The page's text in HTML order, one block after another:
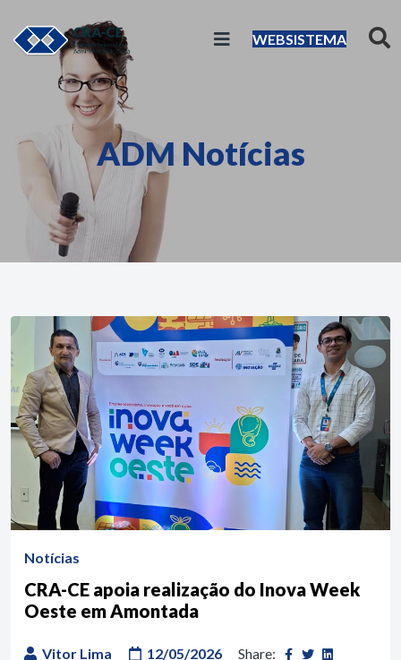
WEBSISTEMA
ADM Notícias
Notícias
CRA-CE apoia realização do Inova Week
Oeste em Amontada
Vitor Lima 12/05/2026 Share: